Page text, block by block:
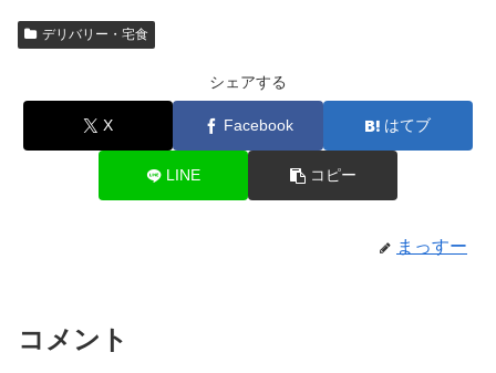
デリバリー・宅食
シェアする
X Facebook はてブ
LINE コピー
まっすー
コメント